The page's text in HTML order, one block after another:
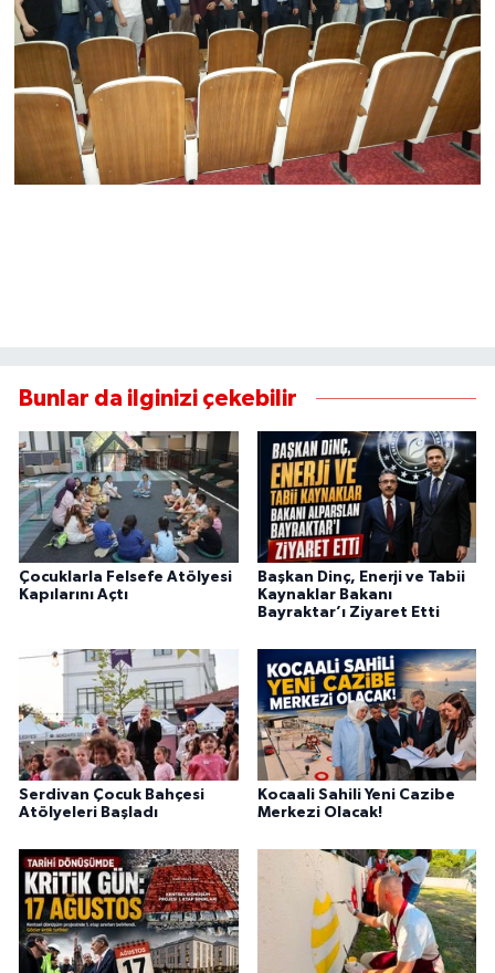
Bunlar da ilginizi çekebilir
Çocuklarla Felsefe Atölyesi
Kapılarını Açtı
Başkan Dinç, Enerji ve Tabii
Kaynaklar Bakanı
Bayraktar’ı Ziyaret Etti
Serdivan Çocuk Bahçesi
Atölyeleri Başladı
Kocaali Sahili Yeni Cazibe
Merkezi Olacak!